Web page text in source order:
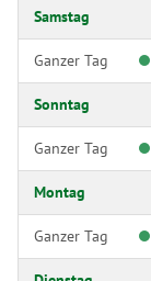
Samstag
Ganzer Tag
Sonntag
Ganzer Tag
Montag
Ganzer Tag